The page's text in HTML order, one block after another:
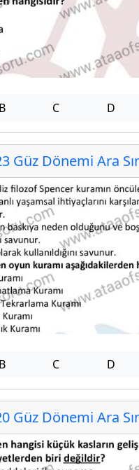
B C D
Güz Dönemi Ara
B C D
Güz Dönemi Ara